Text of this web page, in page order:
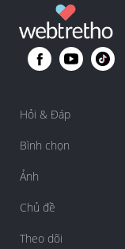
Hỏi & Đáp
Bình chọn
Ảnh
Chủ đề
Theo dõi